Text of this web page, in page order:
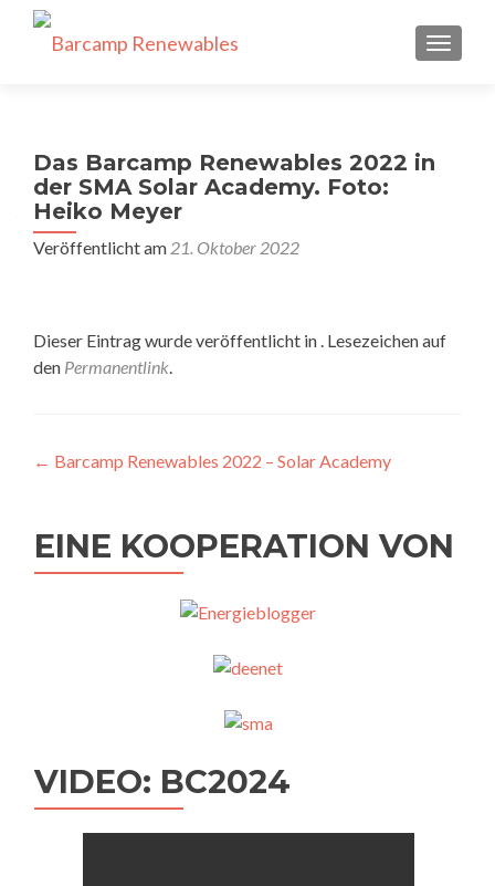
Das Barcamp Renewables 2022 in
der SMA Solar Academy. Foto:
Heiko Meyer
Veröffentlicht am 21. Oktober 2022
Dieser Eintrag wurde veröffentlicht in . Lesezeichen auf
den Permanentlink.
Beitragsnavigation
← Barcamp Renewables 2022 – Solar Academy
EINE KOOPERATION VON
VIDEO: BC2024